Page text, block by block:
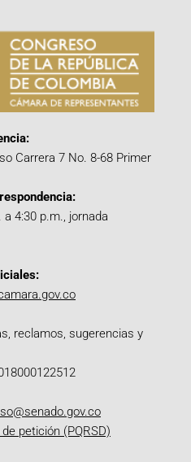
Carrera 7 No. 8-68 Primer
4:30 p.m., jornada
reclamos, sugerencias y
petición (PQRSD)